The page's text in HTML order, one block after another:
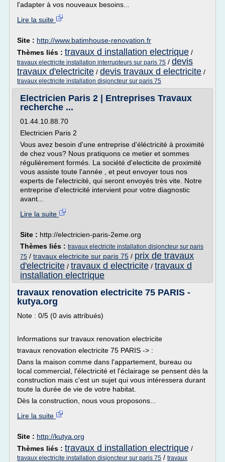
l'adapter à vos nouveaux besoins...
Lire la suite
Site : http://www.batimhouse-renovation.fr
Thèmes liés : travaux d installation electrique /
travaux electricite installation interrupteurs sur paris 75 / devis
travaux d'electricite / devis travaux d electricite /
travaux electricite installation disjoncteur sur paris 75
Electricien Paris 2 | Entreprises Travaux
recherche ...
01.44.10.88.70
Electricien Paris 2
Vous avez besoin d'une entreprise d'éléctricité à proximité
de chez vous? Nous pratiquons ce metier et sommes
régulièrement formés. La société d'electicite de proximité
vous assiste toute l'année , et peut envoyer tous nos
experts de l'electricité, qui seront envoyés très vite. Notre
entreprise d'electricité intervient pour votre diagnostic
avant...
Lire la suite
Site : http://electricien-paris-2eme.org
Thèmes liés : travaux electricite installation disjoncteur sur paris
75 / travaux electricite sur paris 75 / prix de travaux
d'electricite / travaux d electricite / travaux d
installation electrique
travaux renovation electricite 75 PARIS -
kutya.org
Note : 0/5 (0 avis attribués)
Informations sur travaux renovation electricite
travaux renovation electricite 75 PARIS -> :
Dans la maison comme dans l'appartement, bureau ou
local commercial, l'électricité et l'éclairage se pensent dès la
construction mais c'est un sujet qui vous intéressera durant
toute la durée de vie de votre habitat.
Dès la construction, nous vous proposons...
Lire la suite
Site : http://kutya.org
Thèmes liés : travaux d installation electrique /
travaux electricite installation disjoncteur sur paris 75 / travaux